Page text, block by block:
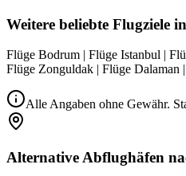
Weitere beliebte Flugziele
Flüge Bodrum | Flüge Istanbul |
Flüge Zonguldak | Flüge Dalaman
Alle Angaben ohne Gewähr.
Alternative Abflughäfen